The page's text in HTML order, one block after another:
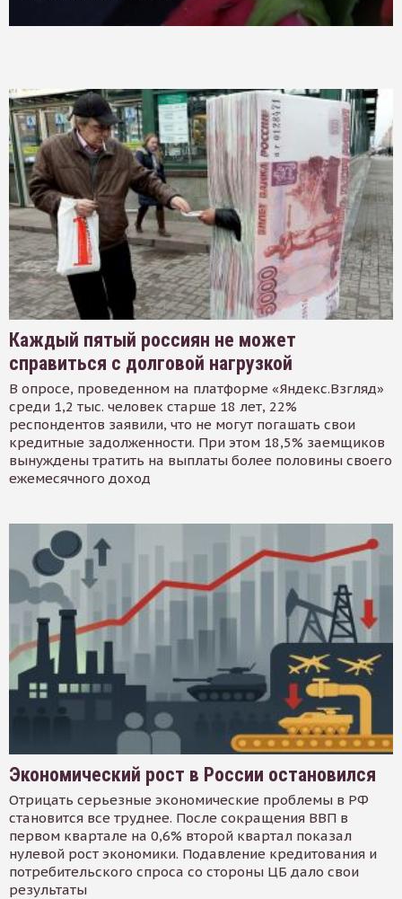
Каждый пятый россиян не может
справиться с долговой нагрузкой
В опросе, проведенном на платформе «Яндекс.Взгляд»
среди 1,2 тыс. человек старше 18 лет, 22%
респондентов заявили, что не могут погашать свои
кредитные задолженности. При этом 18,5% заемщиков
вынуждены тратить на выплаты более половины своего
ежемесячного доход
Экономический рост в России остановился
Отрицать серьезные экономические проблемы в РФ
становится все труднее. После сокращения ВВП в
первом квартале на 0,6% второй квартал показал
нулевой рост экономики. Подавление кредитования и
потребительского спроса со стороны ЦБ дало свои
результаты